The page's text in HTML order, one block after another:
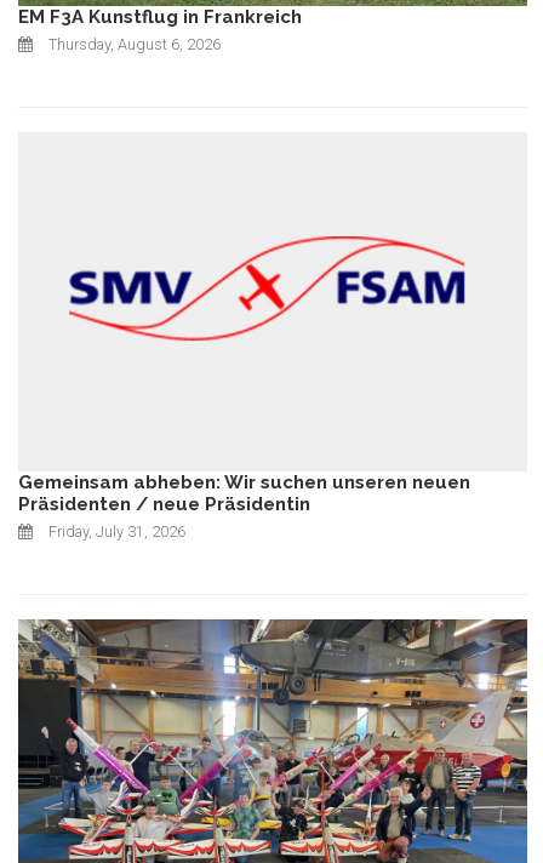
EM F3A Kunstflug in Frankreich
Thursday, August 6, 2026
Gemeinsam abheben: Wir suchen unseren neuen
Präsidenten / neue Präsidentin
Friday, July 31, 2026